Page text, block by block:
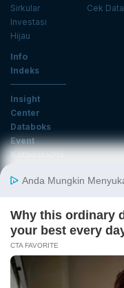
Sirkular
Investasi
Hijau
Cek Data
Info
Indeks
Insight
Center
Databoks
Event
KatadataOto
Email